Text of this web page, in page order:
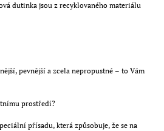
dutinka jsou z recyklovaného materiálu
pevnější a zcela nepropustné – to Vám
prostředí?
přísadu, která způsobuje, že se na